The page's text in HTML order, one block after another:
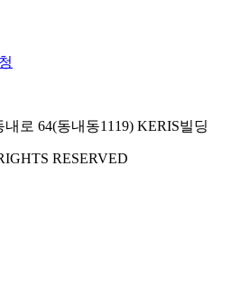
로 64(동내동1119) KERIS빌딩
RESERVED